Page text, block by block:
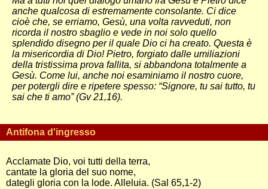
anche qualcosa di estremamente consolante. Ci dice
cioè che, se erriamo, Gesù, una volta ravveduti, non
ricorda il nostro sbaglio e vede in noi solo quello
splendido disegno per il quale Dio ci ha creato. Questa è
la misericordia di Dio! Pietro, forgiato dalle umiliazioni
della tristissima prova fallita, si abbandona totalmente a
Gesù. Come lui, anche noi esaminiamo il nostro cuore,
per potergli dire e ripetere spesso: “Signore, tu sai tutto, tu
sai che ti amo” (Gv 21,16).
Antifona d'ingresso
Acclamate Dio, voi tutti della terra,
cantate la gloria del suo nome,
dategli gloria con la lode. Alleluia. (Sal 65,1-2)